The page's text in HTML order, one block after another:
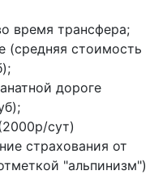
время трансфера;
(средняя стоимость
дороге
сут)
страхования от
"альпинизм")